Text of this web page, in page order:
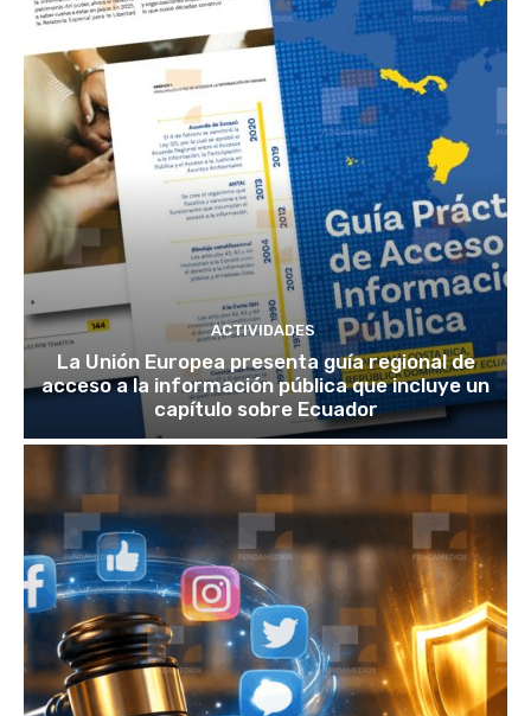
ACTIVIDADES
La Unión Europea presenta guía regional de
acceso a la información pública que incluye un
capítulo sobre Ecuador